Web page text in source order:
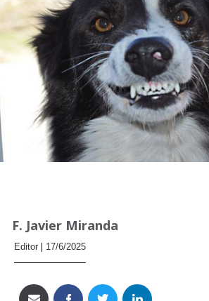
F. Javier Miranda
Editor 17/6/2025